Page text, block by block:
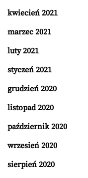
kwiecień 2021
marzec 2021
luty 2021
styczeń 2021
grudzień 2020
listopad 2020
październik 2020
wrzesień 2020
sierpień 2020